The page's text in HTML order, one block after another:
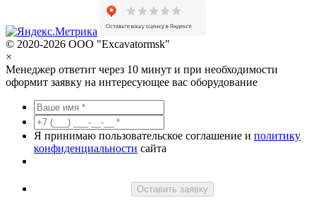
© 2020-2026 ООО "Excavatormsk"
×
Менеджер ответит через 10 минут и при необходимости
оформит заявку на интересующее вас оборудование
Я принимаю пользовательское соглашение и политику
конфиденциальности сайта
Оставить заявку